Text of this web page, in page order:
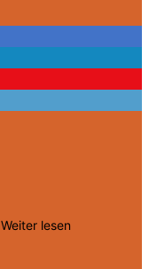
Weiter lesen